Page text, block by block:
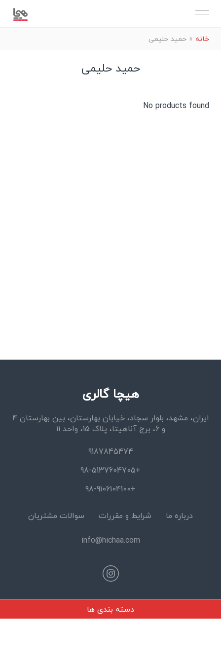
خانه » حمید حلیمی
حمید حلیمی
دسته بندی ها
No products found
هیچا گالری
ایران، مشهد، بلوار سجاد، خیابان بهارستان، بین بهارستان 4
و 6، برج آناهیتا، پلاک 15، واحد 11
9187845474
+98-5137604705
+98-9106104100
درباره ما
شرایط و مقررات
سوالات مشتریان
info@hichaa.com